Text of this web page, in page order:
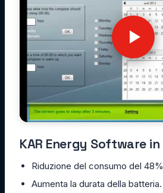
KAR Energy Software
Riduzione del consumo del
Aumenta la durata della batteria.